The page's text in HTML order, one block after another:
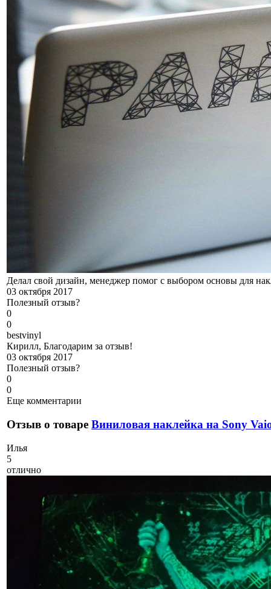
Делал свой дизайн, менеджер помог с выбором основы для
03 октября 2017
Полезный отзыв?
0
0
bestvinyl
Кирилл, Благодарим за отзыв!
03 октября 2017
Полезный отзыв?
0
0
Еще комментарии
Отзыв о товаре Виниловая наклейка на Sony
Илья
5
отлично